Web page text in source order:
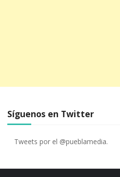
Síguenos en Twitter
Tweets por el @pueblamedia.